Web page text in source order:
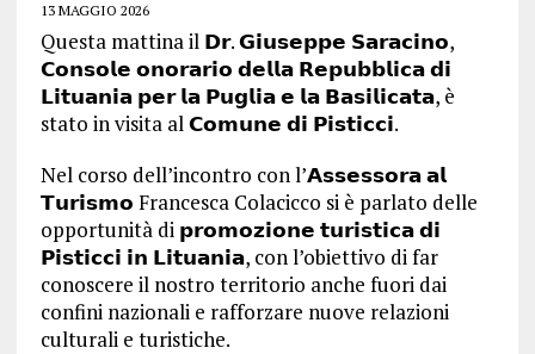
13 MAGGIO 2026
Questa mattina il 𝗗𝗿. 𝗚𝗶𝘂𝘀𝗲𝗽𝗽𝗲 𝗦𝗮𝗿𝗮𝗰𝗶𝗻𝗼,
𝗖𝗼𝗻𝘀𝗼𝗹𝗲 𝗼𝗻𝗼𝗿𝗮𝗿𝗶𝗼 𝗱𝗲𝗹𝗹𝗮 𝗥𝗲𝗽𝘂𝗯𝗯𝗹𝗶𝗰𝗮 𝗱𝗶
𝗟𝗶𝘁𝘂𝗮𝗻𝗶𝗮 𝗽𝗲𝗿 𝗹𝗮 𝗣𝘂𝗴𝗹𝗶𝗮 𝗲 𝗹𝗮 𝗕𝗮𝘀𝗶𝗹𝗶𝗰𝗮𝘁𝗮, è
stato in visita al 𝗖𝗼𝗺𝘂𝗻𝗲 𝗱𝗶 𝗣𝗶𝘀𝘁𝗶𝗰𝗰𝗶.
Nel corso dell’incontro con l’𝗔𝘀𝘀𝗲𝘀𝘀𝗼𝗿𝗮 𝗮𝗹
𝗧𝘂𝗿𝗶𝘀𝗺𝗼 Francesca Colacicco si è parlato delle
opportunità di 𝗽𝗿𝗼𝗺𝗼𝘇𝗶𝗼𝗻𝗲 𝘁𝘂𝗿𝗶𝘀𝘁𝗶𝗰𝗮 𝗱𝗶
𝗣𝗶𝘀𝘁𝗶𝗰𝗰𝗶 𝗶𝗻 𝗟𝗶𝘁𝘂𝗮𝗻𝗶𝗮, con l’obiettivo di far
conoscere il nostro territorio anche fuori dai
confini nazionali e rafforzare nuove relazioni
culturali e turistiche.